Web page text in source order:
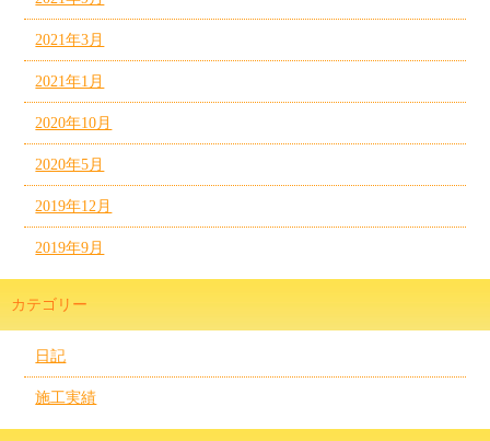
2021年3月
2021年1月
2020年10月
2020年5月
2019年12月
2019年9月
カテゴリー
日記
施工実績